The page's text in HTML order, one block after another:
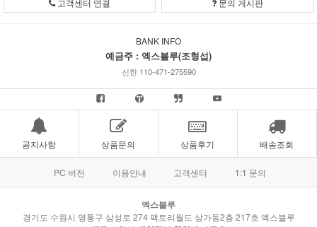
고객센터 연결 문의 게시판
BANK INFO
예금주 : 엑스블루(조형섭)
신한 110-471-275590
공지사항 상품문의 상품후기 배송조회
PC 버전 이용안내 고객센터 1:1 문의
엑스블루
경기도 수원시 영통구 삼성로 274 팩토리월드 상가동2층 217호 엑스블루